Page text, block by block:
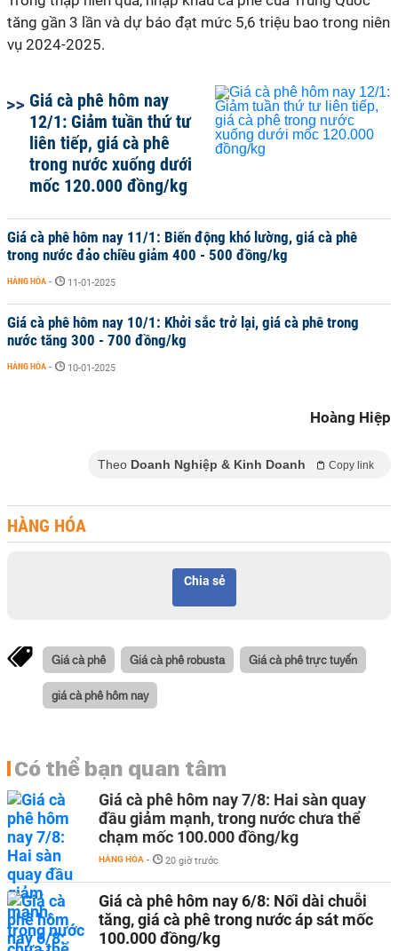
tăng gần 3 lần và dự báo đạt mức 5,6 triệu bao trong niên
vụ 2024-2025.
Giá cà phê hôm nay
12/1: Giảm tuần thứ tư
liên tiếp, giá cà phê
trong nước xuống dưới
mốc 120.000 đồng/kg
Giá cà phê hôm nay 11/1: Biến động khó lường, giá cà phê
trong nước đảo chiều giảm 400 - 500 đồng/kg
HÀNG HÓA - 11-01-2025
Giá cà phê hôm nay 10/1: Khởi sắc trở lại, giá cà phê trong
nước tăng 300 - 700 đồng/kg
HÀNG HÓA - 10-01-2025
Hoàng Hiệp
Theo Doanh Nghiệp & Kinh Doanh Copy link
HÀNG HÓA
Chia sẻ
Giá cà phê Giá cà phê robusta Giá cà phê trực tuyến
giá cà phê hôm nay
Có thể bạn quan tâm
Giá cà phê hôm nay 7/8: Hai sàn quay
đầu giảm mạnh, trong nước chưa thể
chạm mốc 100.000 đồng/kg
HÀNG HÓA - 20 giờ trước
Giá cà phê hôm nay 6/8: Nối dài chuỗi
tăng, giá cà phê trong nước áp sát mốc
100.000 đồng/kg